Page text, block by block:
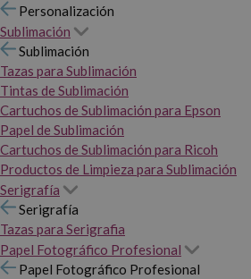
Personalización
Sublimación
Sublimación
Tazas para Sublimación
Tintas de Sublimación
Cartuchos de Sublimación para Epson
Papel de Sublimación
Cartuchos de Sublimación para Ricoh
Productos de Limpieza para Sublimación
Serigrafía
Serigrafía
Tazas para Serigrafia
Papel Fotográfico Profesional
Papel Fotográfico Profesional